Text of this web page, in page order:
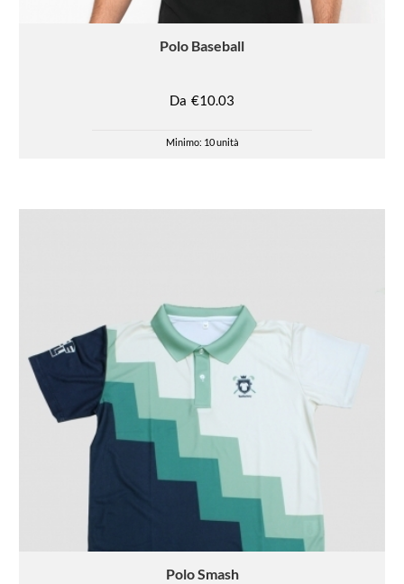
Polo Baseball
Da €10.03
Minimo: 10 unità
PoloSmash